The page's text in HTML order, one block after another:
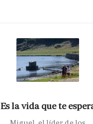
Es la vida que te